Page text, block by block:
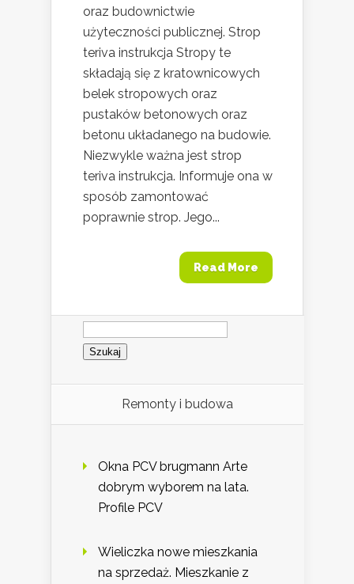
oraz budownictwie
użyteczności publicznej. Strop
teriva instrukcja Stropy te
składają się z kratownicowych
belek stropowych oraz
pustaków betonowych oraz
betonu układanego na budowie.
Niezwykle ważna jest strop
teriva instrukcja. Informuje ona w
sposób zamontować
poprawnie strop. Jego...
Read More
Szukaj:
Remonty i budowa
Okna PCV brugmann Arte
dobrym wyborem na lata.
Profile PCV
Wieliczka nowe mieszkania
na sprzedaż. Mieszkanie z